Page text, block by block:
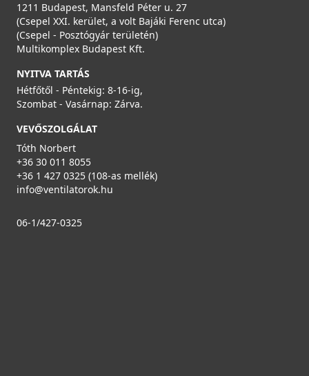
1211 Budapest, Mansfeld Péter u. 27
(Csepel XXI. kerület, a volt Bajáki Ferenc utca)
(Csepel - Posztógyár területén)
Multikomplex Budapest Kft.
NYITVA TARTÁS
Hétfőtől - Péntekig: 8-16-ig,
Szombat - Vasárnap: Zárva.
VEVŐSZOLGÁLAT
Tóth Norbert
+36 30 011 8055
+36 1 427 0325 (108-as mellék)
info@ventilatorok.hu
06-1/427-0325